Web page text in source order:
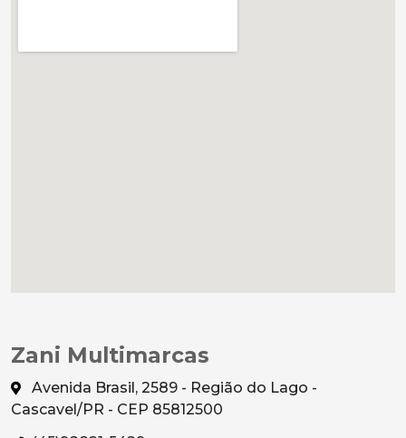
Zani Multimarcas
Avenida Brasil, 2589 - Região do Lago -
Cascavel/PR - CEP 85812500